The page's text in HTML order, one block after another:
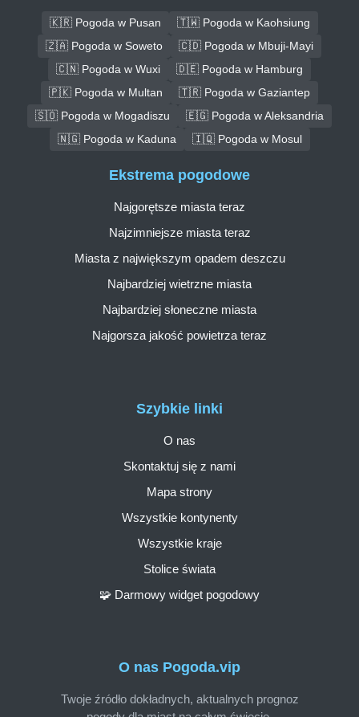
🇰🇷 Pogoda w Pusan
🇹🇼 Pogoda w Kaohsiung
🇿🇦 Pogoda w Soweto
🇨🇩 Pogoda w Mbuji-Mayi
🇨🇳 Pogoda w Wuxi
🇩🇪 Pogoda w Hamburg
🇵🇰 Pogoda w Multan
🇹🇷 Pogoda w Gaziantep
🇸🇴 Pogoda w Mogadiszu
🇪🇬 Pogoda w Aleksandria
🇳🇬 Pogoda w Kaduna
🇮🇶 Pogoda w Mosul
O nas Pogoda.vip
Twoje źródło dokładnych, aktualnych prognoz
Szybkie linki
O nas
Skontaktuj się z nami
Mapa strony
Wszystkie kontynenty
Wszystkie kraje
Stolice świata
🧩 Darmowy widget pogodowy
Ekstrema pogodowe
Najgorętsze miasta teraz
Najzimniejsze miasta teraz
Miasta z największym opadem deszczu
Najbardziej wietrzne miasta
Najbardziej słoneczne miasta
Najgorsza jakość powietrza teraz